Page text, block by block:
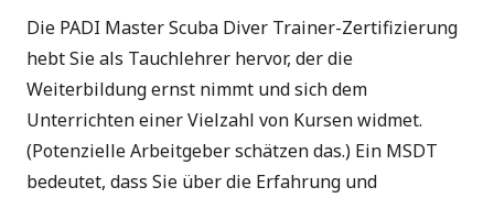
Die PADI Master Scuba Diver Trainer-Zertifizierung
hebt Sie als Tauchlehrer hervor, der die
Weiterbildung ernst nimmt und sich dem
Unterrichten einer Vielzahl von Kursen widmet.
(Potenzielle Arbeitgeber schätzen das.) Ein MSDT
bedeutet, dass Sie über die Erfahrung und